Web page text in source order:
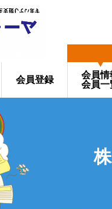
会員登録
会員情
会員一